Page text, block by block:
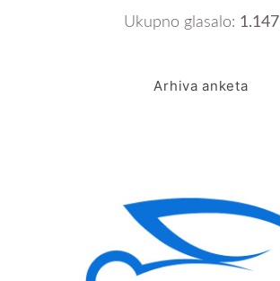
Ukupno glasalo: 1.147
Arhiva anketa